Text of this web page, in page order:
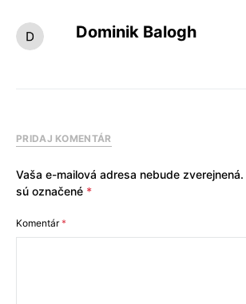
Dominik Balogh
PRIDAJ KOMENTÁR
Vaša e-mailová adresa nebude zverejnená.
sú označené *
Komentár*